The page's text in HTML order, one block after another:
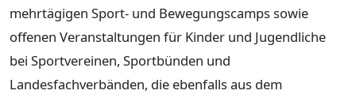
mehrtägigen Sport- und Bewegungscamps sowie
offenen Veranstaltungen für Kinder und Jugendliche
bei Sportvereinen, Sportbünden und
Landesfachverbänden, die ebenfalls aus dem